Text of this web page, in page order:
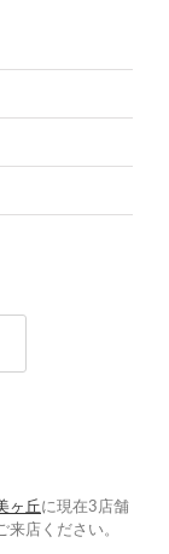
ヶ丘に現在3店舗
店ください。